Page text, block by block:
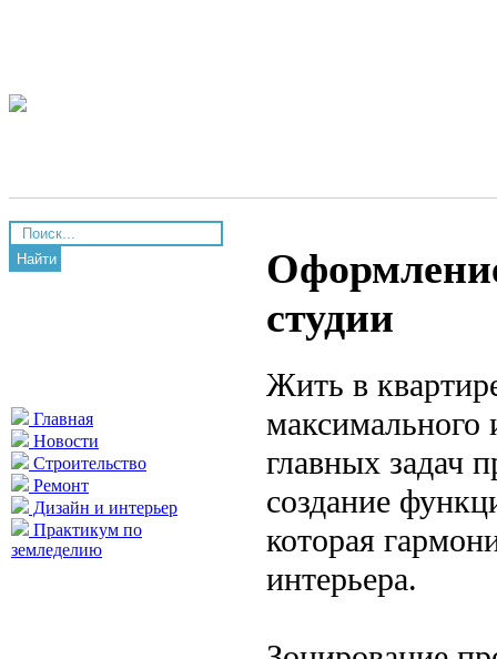
Найти
Главная
Новости
Строительство
Ремонт
Дизайн и интерьер
Практикум по
земледелию
студии
Жить в
максимального
главных задач
создание
которая
интерьера.